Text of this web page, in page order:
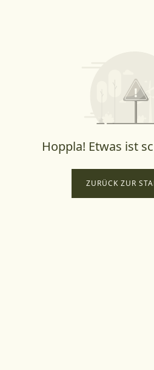
Hoppla! Etwas ist
ZURÜCK ZUR